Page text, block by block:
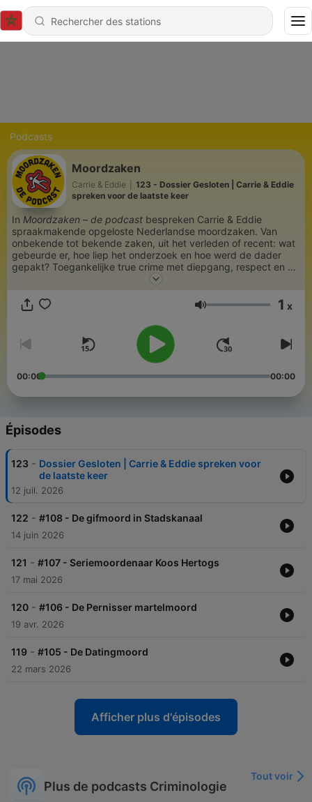
Podcasts
Moordzaken
Carrie & Eddie
123 - Dossier Gesloten | Carrie & Eddie
spreken voor de laatste keer
In Moordzaken – de podcast bespreken Carrie & Eddie
spraakmakende opgeloste Nederlandse moordzaken. Van
onbekende tot bekende zaken, uit het verleden of recent: wat
gebeurde er, hoe liep het onderzoek en hoe werd de dader
gepakt? Toegankelijke true crime met diepgang, respect en af
en toe een vleugje humor. Wie denk jij dat het gedaan heeft?
Volume 1 x
00:00 00:00
Épisodes
123 - Dossier Gesloten | Carrie & Eddie spreken voor
de laatste keer
12 juil. 2026
122 - #108 - De gifmoord in Stadskanaal
14 juin 2026
121 - #107 - Seriemoordenaar Koos Hertogs
17 mai 2026
120 - #106 - De Pernisser martelmoord
19 avr. 2026
119 - #105 - De Datingmoord
22 mars 2026
Afficher plus d'épisodes
Plus de podcasts Criminologie
Tout voir